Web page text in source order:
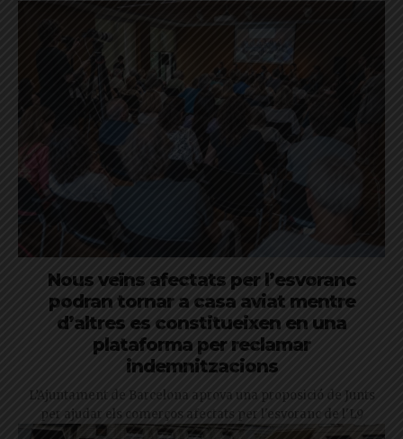
Nous veïns afectats per l’esvoranc
podran tornar a casa aviat mentre
d’altres es constitueixen en una
plataforma per reclamar
indemnitzacions
L’Ajuntament de Barcelona aprova una proposició de Junts
per ajudar els comerços afectats per l'esvoranc de l'L9